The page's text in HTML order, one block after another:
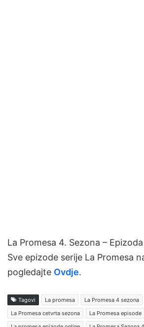
La Promesa 4. Sezona –
Sve epizode serije La Promesa
pogledajte Ovdje.
Tagovi La promesa
La Promesa 4 sezona
La Promesa cetvrta sezona
La Promesa episode